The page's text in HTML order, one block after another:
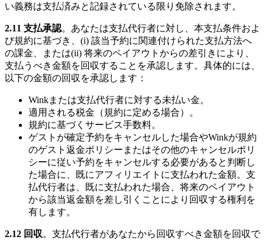
い義務は支払済みと記録されている限り免除されます。
2.11 支払承認。あなたは支払代行者に対し、本支払条件およ
び規約に基づき、(i) 該当予約に関連付けられた支払方法へ
の課金、または(ii) 将来のペイアウトからの差引きにより、
支払うべき金額を回収することを承認します。具体的には、
以下の金額の回収を承認します：
Winkまたは支払代行者に対する未払い金。
適用される税金（規約に定める場合）。
規約に基づくサービス手数料。
ゲストが確定予約をキャンセルした場合やWinkが規約
のゲスト返金ポリシーまたはその他のキャンセルポリ
シーに従い予約をキャンセルする必要があると判断し
た場合に、既にアフィリエイトに支払われた金額。支
払代行者は、既に支払われた場合、将来のペイアウト
から該当返金額を差し引くことにより回収する権利を
有します。
2.12 回収。支払代行者があなたから回収すべき金額を回収で